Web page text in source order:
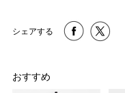
シェアする
おすすめ